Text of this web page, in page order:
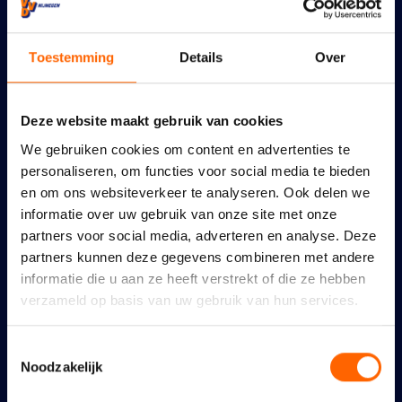
Toestemming Details Over
Deze website maakt gebruik van cookies
We gebruiken cookies om content en advertenties te
personaliseren, om functies voor social media te bieden
en om ons websiteverkeer te analyseren. Ook delen we
informatie over uw gebruik van onze site met onze
partners voor social media, adverteren en analyse. Deze
partners kunnen deze gegevens combineren met andere
informatie die u aan ze heeft verstrekt of die ze hebben
verzameld op basis van uw gebruik van hun services.
Noodzakelijk
Een geweldig feest verdient
goede bescherming
6 augustus 2026
Maidenspeech Dennis